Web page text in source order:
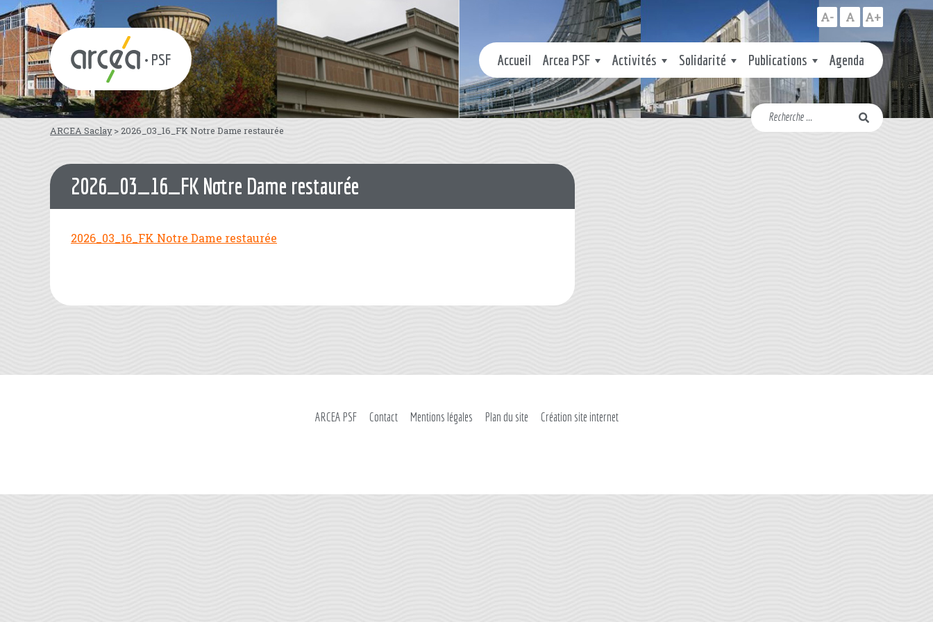
• PSF Accueil Arcea PSF Activités Solidarité Publications Agenda
A- A A+
ARCEA Saclay>2026_03_16_FK Notre Dame restaurée
2026_03_16_FK Notre Dame restaurée
2026_03_16_FK Notre Dame restaurée
ARCEA PSF Contact Mentions légales Plan du site Création site internet